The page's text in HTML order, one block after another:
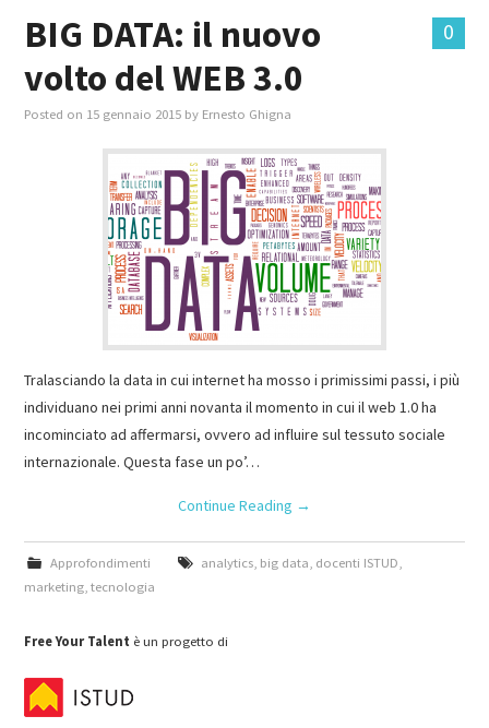
MASTER IN FOOD & BEVERAGE
GIURISTI IN AZIENDA
0
BIG DATA: il nuovo
volto del WEB 3.0
Posted on 15 gennaio 2015 by Ernesto Ghigna
Tralasciando la data in cui internet ha mosso i primissimi passi, i più
individuano nei primi anni novanta il momento in cui il web 1.0 ha
incominciato ad affermarsi, ovvero ad influire sul tessuto sociale
internazionale. Questa fase un po’…
Continue Reading →
Approfondimenti analytics, big data docenti ISTUD
marketing ,tecnologia
Free Your Talent è un progetto di